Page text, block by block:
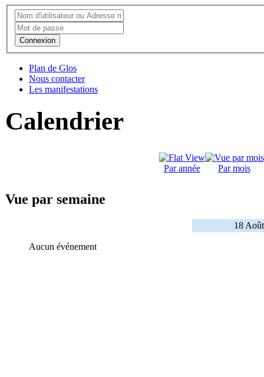
Connexion
Plan de Glos
Nous contacter
Les manifestations
Calendrier
Par année Par mois
Vue par semaine
18
Aucun événement